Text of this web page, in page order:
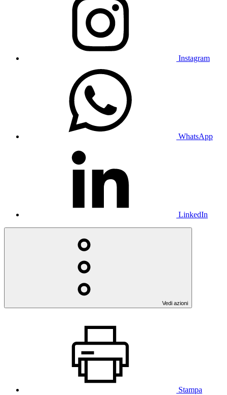
Instagram
WhatsApp
LinkedIn
Vedi azioni
Stampa